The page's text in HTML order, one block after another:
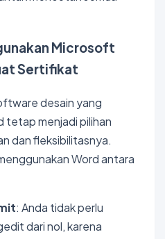
Microsoft
Sertifikat
desain yang
tetap menjadi pilihan
dan fleksibilitasnya.
Word antara
: Anda tidak perlu
dari nol, karena